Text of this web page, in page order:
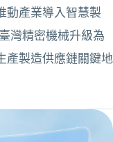
動產業導入智慧製
灣精密機械升級為
產製造供應鏈關鍵地